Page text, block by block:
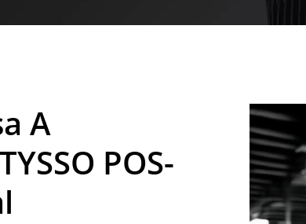
A
POS-